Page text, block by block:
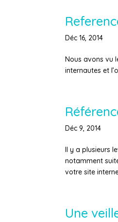
Déc 16, 2014
Nous avons vu
internautes et
Déc 9, 2014
Il y a plusieurs
notamment
votre site
Une